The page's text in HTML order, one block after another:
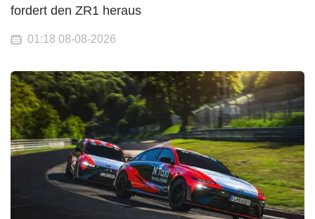
fordert den ZR1 heraus
01:18 08-08-2026